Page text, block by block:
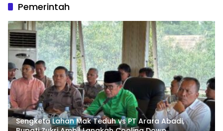
Pemerintah
Sengketa Lahan Mak Teduh vs PT Arara Abadi,